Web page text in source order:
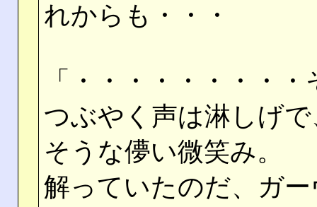
れからも・・・
「・・・・・・・・
つぶやく声は淋しげ
そうな儚い微笑み。
解っていたのだ、ガ